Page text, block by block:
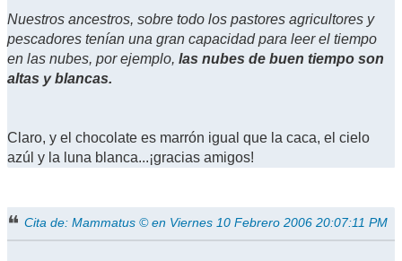
Nuestros ancestros, sobre todo los pastores agricultores y
pescadores tenían una gran capacidad para leer el tiempo
en las nubes, por ejemplo, las nubes de buen tiempo son
altas y blancas.
Claro, y el chocolate es marrón igual que la caca, el cielo
azúl y la luna blanca...¡gracias amigos!
Cita de: Mammatus © en Viernes 10 Febrero 2006 20:07:11 PM